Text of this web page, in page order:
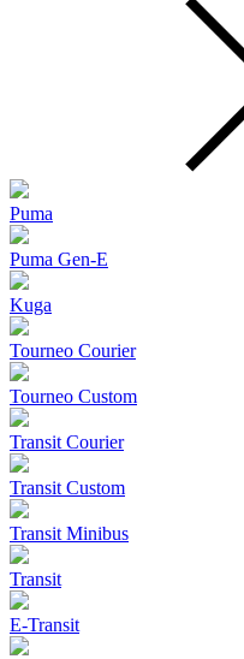
Puma
Puma Gen‑E
Kuga
Tourneo Courier
Tourneo Custom
Transit Courier
Transit Custom
Transit Minibus
Transit
E-Transit